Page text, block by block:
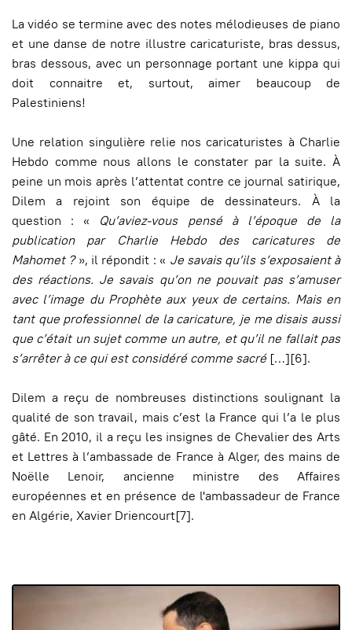
La vidéo se termine avec des notes mélodieuses de piano
et une danse de notre illustre caricaturiste, bras dessus,
bras dessous, avec un personnage portant une kippa qui
doit connaitre et, surtout, aimer beaucoup de
Palestiniens!
Une relation singulière relie nos caricaturistes à Charlie
Hebdo comme nous allons le constater par la suite. À
peine un mois après l’attentat contre ce journal satirique,
Dilem a rejoint son équipe de dessinateurs. À la
question : « Qu’aviez-vous pensé à l’époque de la
publication par Charlie Hebdo des caricatures de
Mahomet ?», il répondit : « Je savais qu’ils s’exposaient à
des réactions. Je savais qu’on ne pouvait pas s’amuser
avec l’image du Prophète aux yeux de certains. Mais en
tant que professionnel de la caricature, je me disais aussi
que c’était un sujet comme un autre, et qu’il ne fallait pas
s’arrêter à ce qui est considéré comme sacré[…][6].
Dilem a reçu de nombreuses distinctions soulignant la
qualité de son travail, mais c’est la France qui l’a le plus
gâté. En 2010, il a reçu les insignes de Chevalier des Arts
et Lettres à l’ambassade de France à Alger, des mains de
Noëlle Lenoir, ancienne ministre des Affaires
européennes et en présence de l'ambassadeur de France
en Algérie, Xavier Driencourt[7].